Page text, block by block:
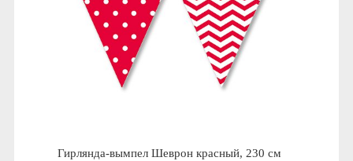
Гирлянда-вымпел Шеврон красный, 230 см